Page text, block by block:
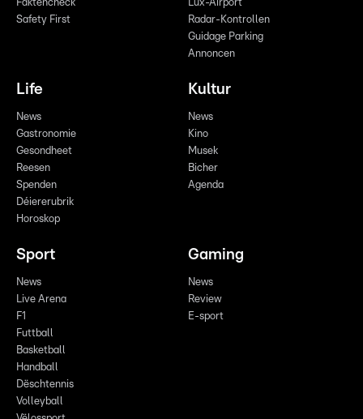
Faktencheck
Safety First
Lux-Airport
Radar-Kontrollen
Guidage Parking
Annoncen
Life
News
Gastronomie
Gesondheet
Reesen
Spenden
Déiererubrik
Horoskop
Kultur
News
Kino
Musek
Bicher
Agenda
Sport
News
Live Arena
F1
Futtball
Basketball
Handball
Dëschtennis
Volleyball
Gaming
News
Review
E-sport